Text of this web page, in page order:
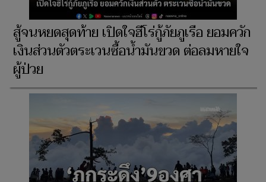
สู้จนหยดสุดท้าย เปิดใจฮีโร่กู้ภัยภูเรือ ยอมควัก
เงินส่วนตัวตระเวนซื้อน้ำมันขวด ต่อลมหายใจ
ผู้ป่วย